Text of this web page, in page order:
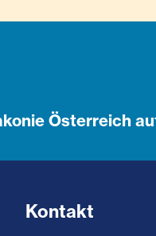
Österreich
Kontakt